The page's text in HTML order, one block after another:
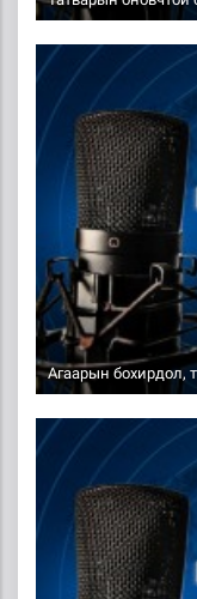
Агаарын бохирдол,